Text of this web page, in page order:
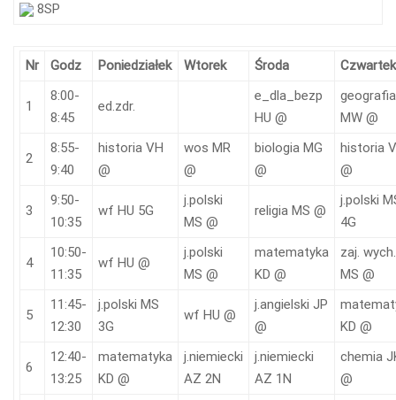
8SP
Nr Godz Poniedziałek Wtorek Środa Czwartek
1
8:00-
8:45
ed.zdr.
e_dla_bezp
HU @
geografia
MW @
2
8:55-
9:40
historia VH
@
wos MR
@
biologia MG
@
historia
@
3
9:50-
10:35
wf HU 5G
j.polski
MS @
religia MS @
j.polski
4G
4
10:50-
11:35
wf HU @
j.polski
MS @
matematyka
KD @
zaj. wych.
MS @
5
11:45-
12:30
j.polski MS
3G
wf HU @
j.angielski JP
@
KD @
6
12:40-
13:25
matematyka
KD @
j.niemiecki
AZ 2N
j.niemiecki
AZ 1N
chemia
@